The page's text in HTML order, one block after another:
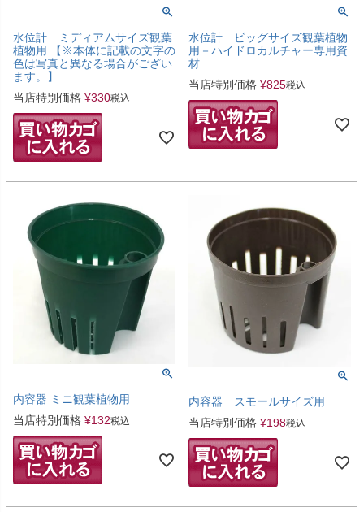
水位計 ミディアムサイズ観葉
植物用 【※本体に記載の文字の
色は写真と異なる場合がござい
ます。】
当店特別価格 ¥330税込
水位計 ビッグサイズ観葉植物
用－ハイドロカルチャー専用資
材
当店特別価格 ¥825税込
内容器 ミニ観葉植物用
当店特別価格 ¥132税込
内容器 スモールサイズ用
当店特別価格 ¥198税込